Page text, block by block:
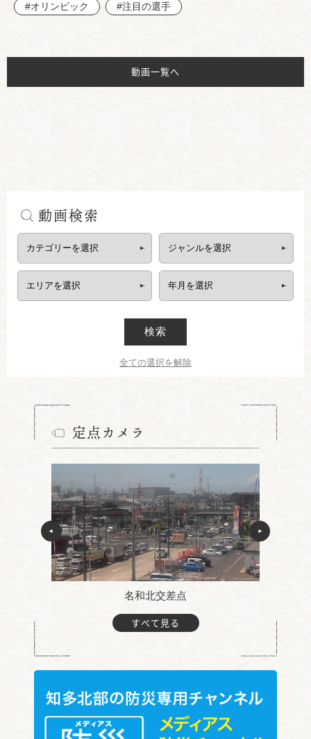
#オリンピック #注目の選手
動画一覧へ
動画検索
検索
全ての選択を解除
定点カメラ
名和北交差点
すべて見る